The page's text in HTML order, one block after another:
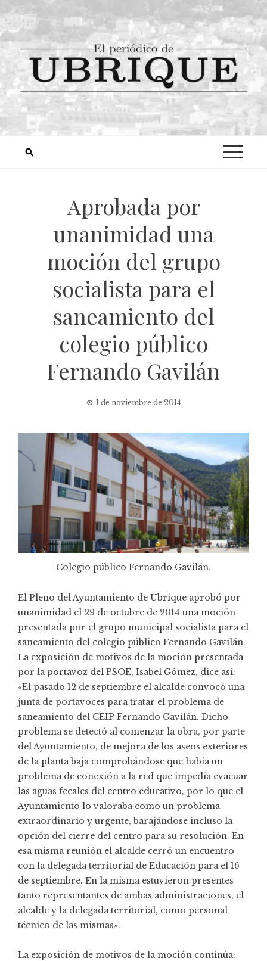
Aprobada por
unanimidad una
moción del grupo
socialista para el
saneamiento del
colegio público
Fernando Gavilán
1 de noviembre de 2014
Colegio público Fernando Gavilán.
El Pleno del Ayuntamiento de Ubrique aprobó por
unanimidad el 29 de octubre de 2014 una moción
presentada por el grupo municipal socialista para el
saneamiento del colegio público Fernando Gavilán.
La exposición de motivos de la moción presentada
por la portavoz del PSOE, Isabel Gómez, dice así:
«El pasado 12 de septiembre el alcalde convocó una
junta de portavoces para tratar el problema de
saneamiento del CEIP Fernando Gavilán. Dicho
problema se detectó al comenzar la obra, por parte
del Ayuntamiento, de mejora de los aseos exteriores
de la planta baja comprobándose que había un
problema de conexión a la red que impedía evacuar
las aguas fecales del centro educativo, por lo que el
Ayuntamiento lo valoraba como un problema
extraordinario y urgente, barajándose incluso la
opción del cierre del centro para su resolución. En
esa misma reunión el alcalde cerró un encuentro
con la delegada territorial de Educación para el 16
de septiembre. En la misma estuvieron presentes
tanto representantes de ambas administraciones, el
alcalde y la delegada territorial, como personal
técnico de las mismas».
La exposición de motivos de la moción continúa: